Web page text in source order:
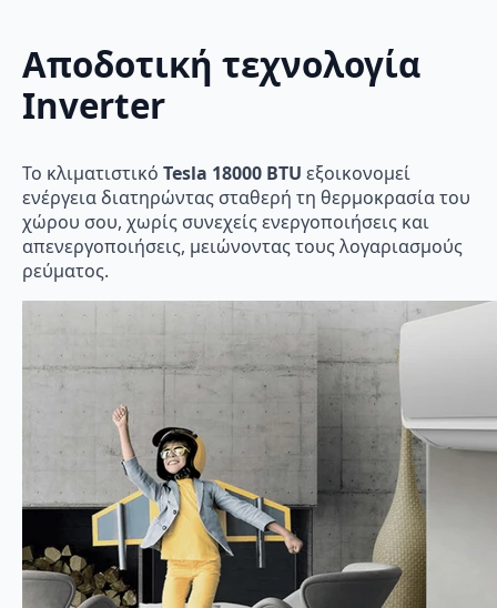
Αποδοτική τεχνολογία
Inverter
Το κλιματιστικό Tesla 18000 BTU εξοικονομεί
ενέργεια διατηρώντας σταθερή τη θερμοκρασία του
χώρου σου, χωρίς συνεχείς ενεργοποιήσεις και
απενεργοποιήσεις, μειώνοντας τους λογαριασμούς
ρεύματος.